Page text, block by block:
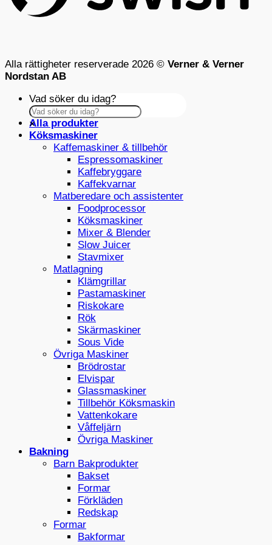
Alla rättigheter reserverade 2026 © Verner & Verner
Nordstan AB
Vad söker du idag?
×
Alla produkter
Köksmaskiner
Kaffemaskiner & tillbehör
Espressomaskiner
Kaffebryggare
Kaffekvarnar
Matberedare och assistenter
Foodprocessor
Köksmaskiner
Mixer & Blender
Slow Juicer
Stavmixer
Matlagning
Klämgrillar
Pastamaskiner
Riskokare
Rök
Skärmaskiner
Sous Vide
Övriga Maskiner
Brödrostar
Elvispar
Glassmaskiner
Tillbehör Köksmaskin
Vattenkokare
Våffeljärn
Övriga Maskiner
Bakning
Barn Bakprodukter
Bakset
Formar
Förkläden
Redskap
Formar
Bakformar